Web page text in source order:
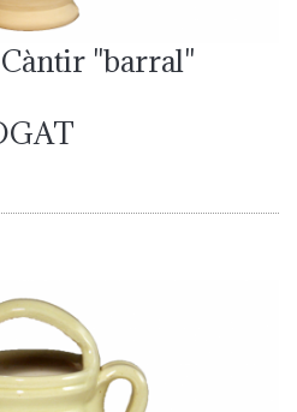
"barral"